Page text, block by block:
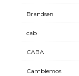
Brandsen
cab
CABA
Cambiemos